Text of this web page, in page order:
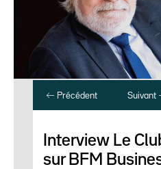
Précédent Suivant
Interview Le
sur BFM